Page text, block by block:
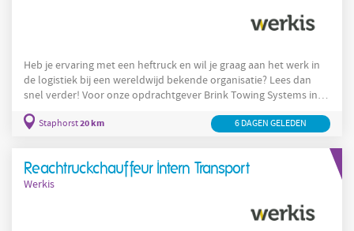
Heb je ervaring met een heftruck en wil je graag aan het werk in
de logistiek bij een wereldwijd bekende organisatie? Lees dan
snel verder! Voor onze opdrachtgever Brink Towing Systems in
ploegenvoor de afdeling Intern Transport. Samen met je team
onderdelen
Staphorst20 km 6 DAGEN GELEDEN
Reachtruckchauffeur Intern Transport
Werkis